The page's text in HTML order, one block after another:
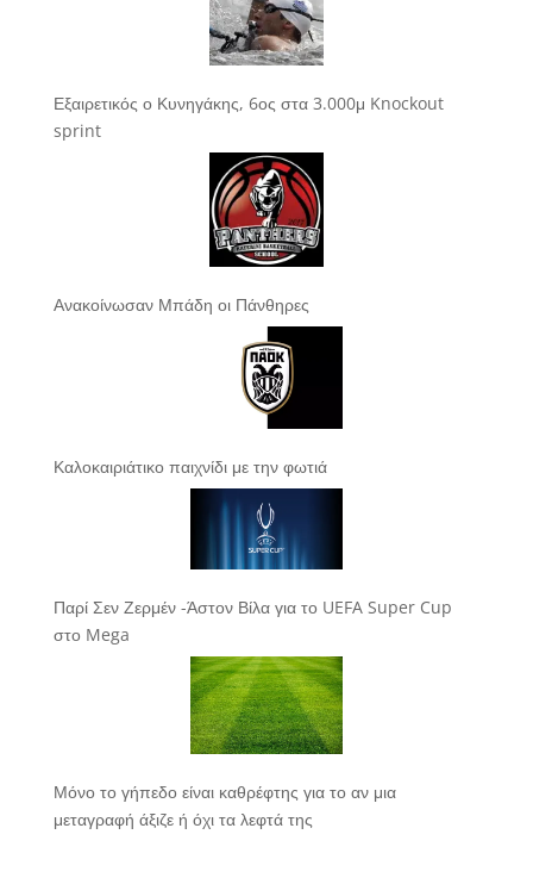
Εξαιρετικός ο Κυνηγάκης, 6ος στα 3.000μ Knockout
sprint
Ανακοίνωσαν Μπάδη οι Πάνθηρες
Καλοκαιριάτικο παιχνίδι με την φωτιά
Παρί Σεν Ζερμέν -Άστον Βίλα για το UEFA Super Cup
στο Mega
Μόνο το γήπεδο είναι καθρέφτης για το αν μια
μεταγραφή άξιζε ή όχι τα λεφτά της